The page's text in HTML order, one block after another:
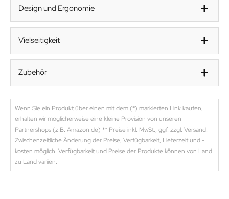
Design und Ergonomie
Vielseitigkeit
Zubehör
Wenn Sie ein Produkt über einen mit dem (*) markierten Link kaufen,
erhalten wir möglicherweise eine kleine Provision von unseren
Partnershops (z.B. Amazon.de) ** Preise inkl. MwSt., ggf. zzgl. Versand.
Zwischenzeitliche Änderung der Preise, Verfügbarkeit, Lieferzeit und -
kosten möglich. Verfügbarkeit und Preise der Produkte können von Land
zu Land variien.